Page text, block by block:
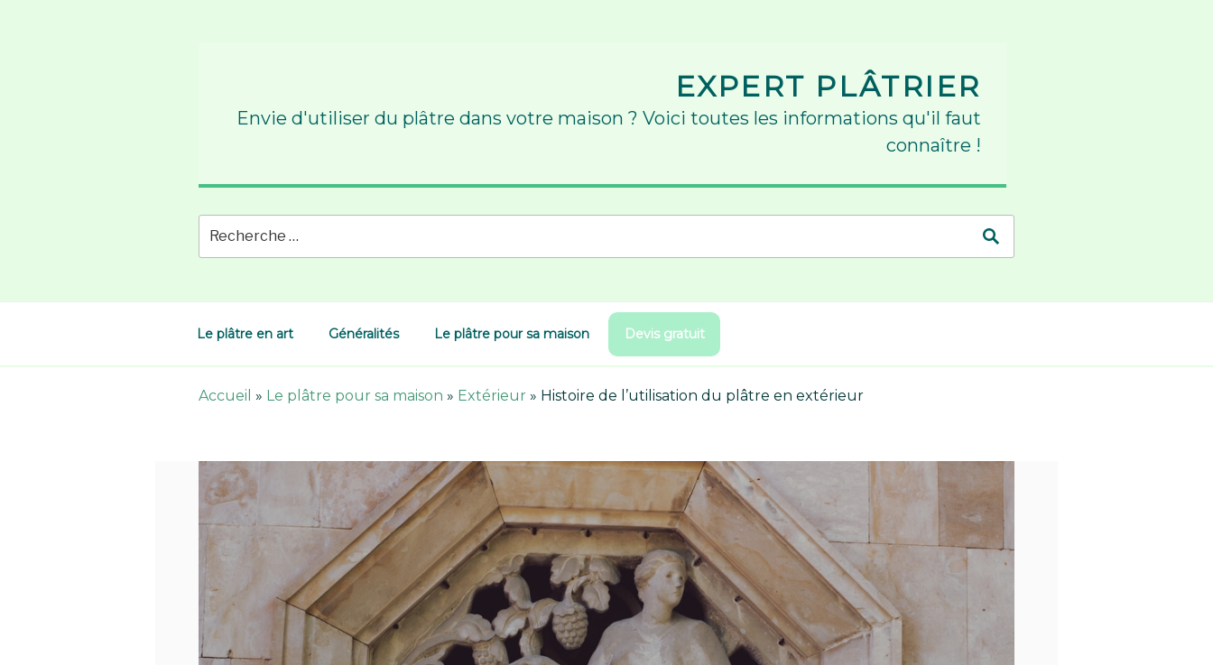
EXPERT PLÂTRIER
Envie d'utiliser du plâtre dans votre maison ? Voici toutes les informations qu'il faut
connaître !
Le plâtre en art Généralités Le plâtre pour sa maison Devis gratuit
Accueil » Le plâtre pour sa maison » Extérieur » Histoire de l’utilisation du plâtre en extérieur